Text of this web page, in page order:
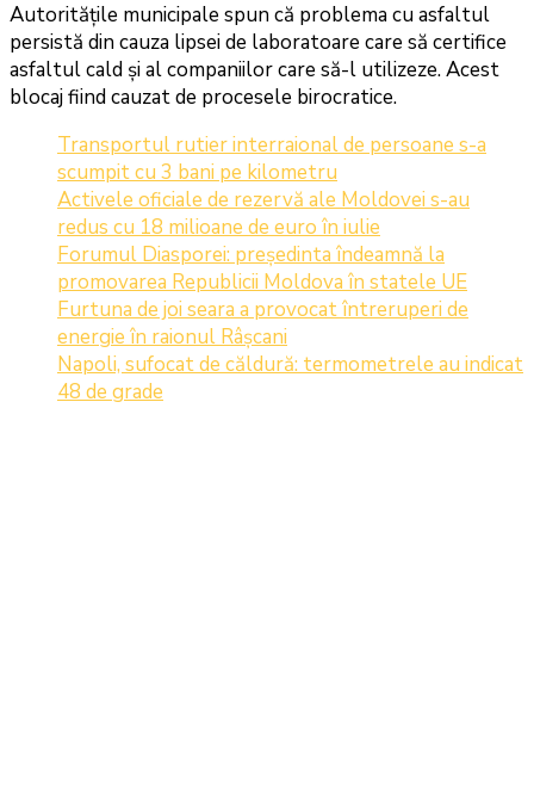
Autorităţile municipale spun că problema cu asfaltul
persistă din cauza lipsei de laboratoare care să certifice
asfaltul cald și al companiilor care să-l utilizeze. Acest
blocaj fiind cauzat de procesele birocratice.
Transportul rutier interraional de persoane s-a
scumpit cu 3 bani pe kilometru
Activele oficiale de rezervă ale Moldovei s-au
redus cu 18 milioane de euro în iulie
Forumul Diasporei: președinta îndeamnă la
promovarea Republicii Moldova în statele UE
Furtuna de joi seara a provocat întreruperi de
energie în raionul Râșcani
Napoli, sufocat de căldură: termometrele au indicat
48 de grade